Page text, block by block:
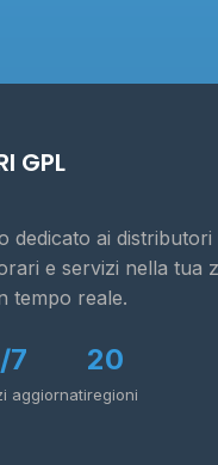
GPL
dedicato ai distributori
e servizi nella tua
tempo reale.
7
aggiornati
20
regioni